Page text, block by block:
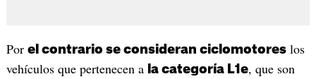
Por el contrario se consideran ciclomotoreslos
vehículos que pertenecen a la categoría L1e, que son